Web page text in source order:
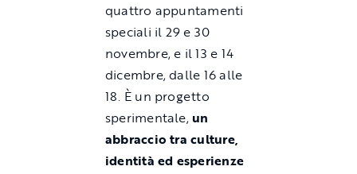
quattro appuntamenti
speciali il 29 e 30
novembre, e il 13 e 14
dicembre, dalle 16 alle
18. È un progetto
sperimentale, un
abbraccio tra culture,
identità ed esperienze